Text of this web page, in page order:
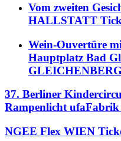
Vom zweiten
HALLSTATT
Wein-Ouvertüre
Hauptplatz Bad
37. Berliner
Rampenlicht
NGEE Flex WIEN